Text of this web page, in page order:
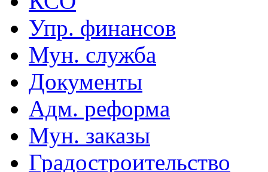
Упр. финансов
Мун. служба
Документы
Адм. реформа
Мун. заказы
Градостроительство